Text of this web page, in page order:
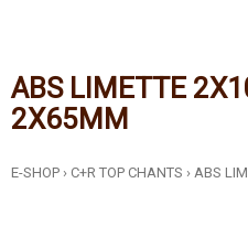
ABS LIMETTE
2X65MM
E-SHOP › C+R TOP CHANTS › ABS